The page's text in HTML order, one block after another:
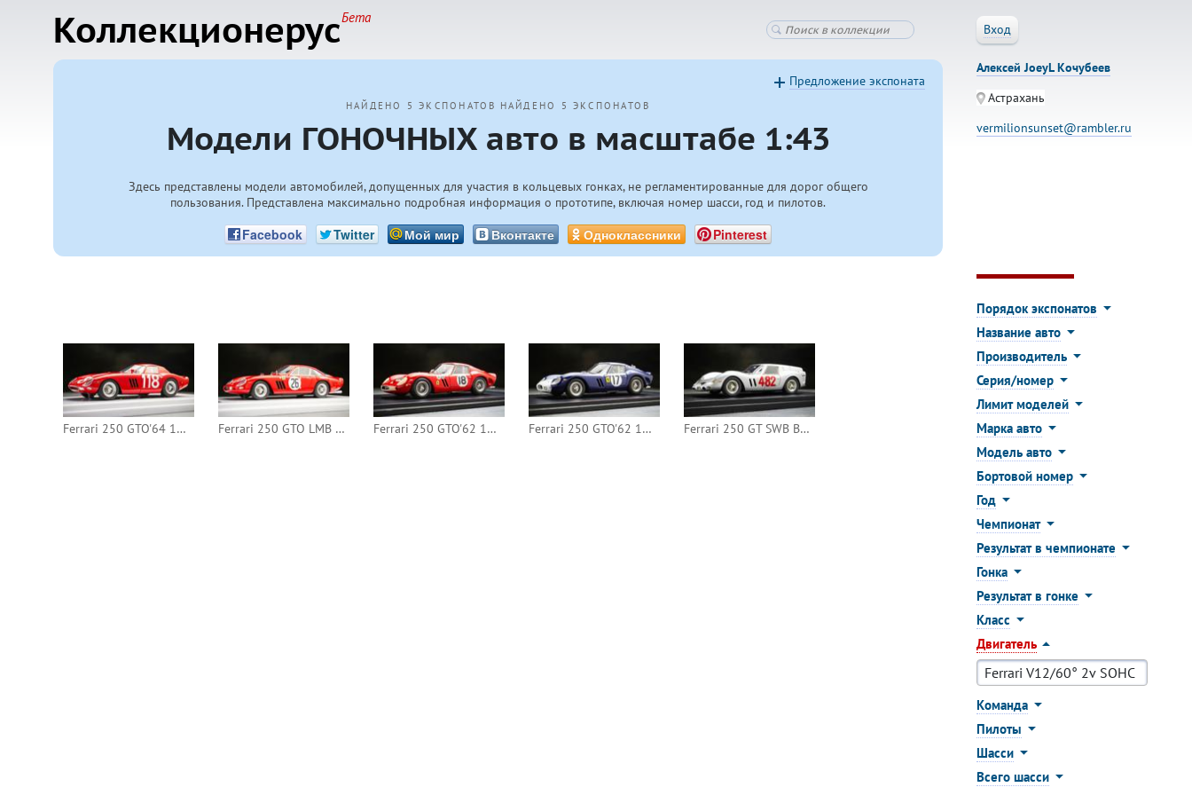
КоллекционерусБета
Вход
НАЙДЕНО 5 ЭКСПОНАТОВ НАЙДЕНО 5 ЭКСПОНАТОВ
Модели ГОНОЧНЫХ авто в масштабе 1:43
Здесь представлены модели автомобилей, допущенных для участия в кольцевых гонках, не регламентированные для дорог общего
пользования. Представлена максимально подробная информация о прототипе, включая номер шасси, год и пилотов.
Facebook Twitter Мой мир Вконтакте Одноклассники Pinterest
Предложение экспоната
Алексей JoeyL Кочубеев
Астрахань
vermilionsunset@rambler.ru
Ferrari 250 GTO'64 1965 Targa Florio #118 (Tecnomodel) Ferrari 250 GTO LMB 1963 24h Le Mans #26 (Tecnomodel) Ferrari 250 GTO'62 1963 3h Daytona #18 (Red Line) Ferrari 250 GTO'62 1962 24h Le Mans #17 (Red Line) Ferrari 250 GT SWB Breadvan 1965 Coppa Gallenga #482 (BBR)
Порядок экспонатов
Название авто
Производитель
Серия/номер
Лимит моделей
Марка авто
Модель авто
Бортовой номер
Год
Чемпионат
Результат в чемпионате
Гонка
Результат в гонке
Класс
Двигатель
Команда
Пилоты
Шасси
Всего шасси